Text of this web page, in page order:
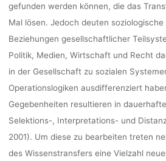
gefunden werden können, die das
Mal lösen. Jedoch deuten
Beziehungen gesellschaftlicher
Politik, Medien, Wirtschaft und Recht
in der Gesellschaft zu sozialen
Operationslogiken ausdifferenziert
Gegebenheiten resultieren in
Selektions-, Interpretations- und
2001). Um diese zu bearbeiten treten
des Wissenstransfers eine Vielzahl